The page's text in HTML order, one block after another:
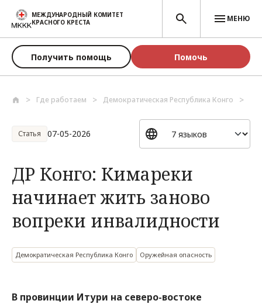
Перейти к основному содержанию
МЕЖДУНАРОДНЫЙ КОМИТЕТ
КРАСНОГО КРЕСТА
МЕНЮ
Получить помощь Помочь
Где работаем Демократическая Республика Конго
Статья 07-05-2026
ДР Конго: Кимареки
начинает жить заново
вопреки инвалидности
Демократическая Республика Конго Оружейная опасность
В провинции Итури на северо-востоке